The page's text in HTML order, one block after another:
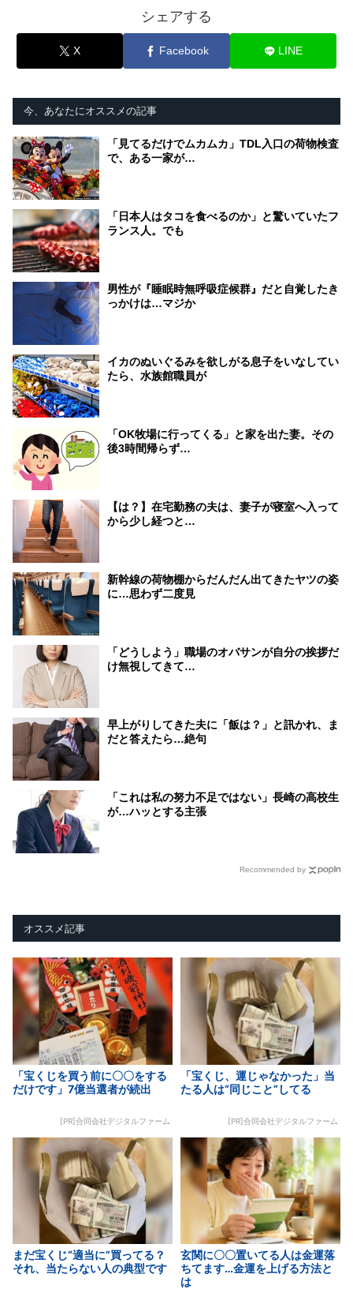
シェアする
X Facebook LINE
今、あなたにオススメの記事
「見てるだけでムカムカ」TDL入口の荷物検査
で、ある一家が…
「日本人はタコを食べるのか」と驚いていたフ
ランス人。でも
男性が『睡眠時無呼吸症候群』だと自覚したき
っかけは…マジか
イカのぬいぐるみを欲しがる息子をいなしてい
たら、水族館職員が
「OK牧場に行ってくる」と家を出た妻。その
後3時間帰らず…
【は？】在宅勤務の夫は、妻子が寝室へ入って
から少し経つと…
新幹線の荷物棚からだんだん出てきたヤツの姿
に…思わず二度見
「どうしよう」職場のオバサンが自分の挨拶だ
け無視してきて…
早上がりしてきた夫に「飯は？」と訊かれ、ま
だと答えたら…絶句
「これは私の努力不足ではない」長崎の高校生
が…ハッとする主張
Recommended by
オススメ記事
「宝くじを買う前に〇〇をする
だけです」7億当選者が続出
[PR]合同会社デジタルファーム
「宝くじ、運じゃなかった」当
たる人は“同じこと”してる
[PR]合同会社デジタルファーム
まだ宝くじ“適当に”買ってる？
それ、当たらない人の典型です
玄関に〇〇置いてる人は金運落
ちてます…金運を上げる方法と
は